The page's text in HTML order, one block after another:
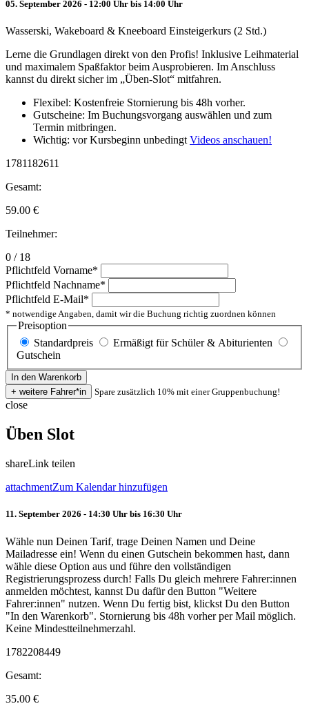
05. September 2026 - 12:00 Uhr bis 14:00 Uhr
Wasserski, Wakeboard & Kneeboard Einsteigerkurs (2 Std.)
Lerne die Grundlagen direkt von den Profis! Inklusive Leihmaterial
und maximalem Spaßfaktor beim Ausprobieren. Im Anschluss
kannst du direkt sicher im „Üben-Slot“ mitfahren.
Flexibel: Kostenfreie Stornierung bis 48h vorher.
Gutscheine: Im Buchungsvorgang auswählen und zum
Termin mitbringen.
Wichtig: vor Kursbeginn unbedingt Videos anschauen!
1781182611
Gesamt:
59.00 €
Teilnehmer:
0 / 18
Pflichtfeld Vorname*
Pflichtfeld Nachname*
Pflichtfeld E-Mail*
* notwendige Angaben, damit wir die Buchung richtig zuordnen können
Preisoption
Standardpreis
Ermäßigt für Schüler & Abiturienten
Gutschein
Spare zusätzlich 10% mit einer Gruppenbuchung!
close
Üben Slot
shareLink teilen
attachmentZum Kalendar hinzufügen
11. September 2026 - 14:30 Uhr bis 16:30 Uhr
Wähle nun Deinen Tarif, trage Deinen Namen und Deine
Mailadresse ein! Wenn du einen Gutschein bekommen hast, dann
wähle diese Option aus und führe den vollständigen
Registrierungsprozess durch! Falls Du gleich mehrere Fahrer:innen
anmelden möchtest, kannst Du dafür den Button "Weitere
Fahrer:innen" nutzen. Wenn Du fertig bist, klickst Du den Button
"In den Warenkorb". Stornierung bis 48h vorher per Mail möglich.
Keine Mindestteilnehmerzahl.
1782208449
Gesamt:
35.00 €